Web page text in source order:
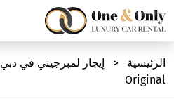
الرئيسية < إيجار لمبرجيني في دبي
Original